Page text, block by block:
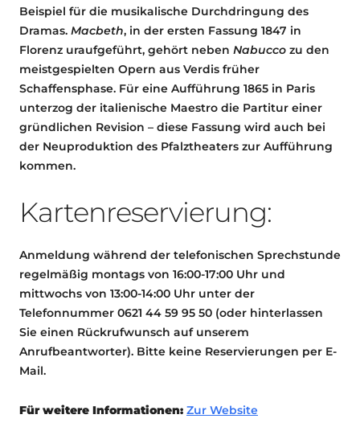
Beispiel für die musikalische Durchdringung des
Dramas. Macbeth, in der ersten Fassung 1847 in
Florenz uraufgeführt, gehört neben Nabucco zu den
meistgespielten Opern aus Verdis früher
Schaffensphase. Für eine Aufführung 1865 in Paris
unterzog der italienische Maestro die Partitur einer
gründlichen Revision – diese Fassung wird auch bei
der Neuproduktion des Pfalztheaters zur Aufführung
kommen.
Kartenreservierung:
Anmeldung während der telefonischen Sprechstunde
regelmäßig montags von 16:00-17:00 Uhr und
mittwochs von 13:00-14:00 Uhr unter der
Telefonnummer 0621 44 59 95 50 (oder hinterlassen
Sie einen Rückrufwunsch auf unserem
Anrufbeantworter). Bitte keine Reservierungen per E-
Mail.
Für weitere Informationen: Zur Website